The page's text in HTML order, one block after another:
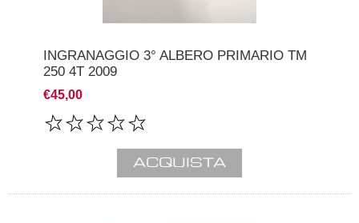
INGRANAGGIO 3° ALBERO PRIMARIO TM
250 4T 2009
€45,00